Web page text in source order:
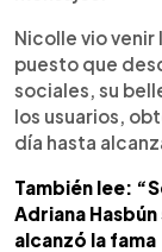
Nicolle vio venir
puesto que
sociales, su
los usuarios,
día hasta
También lee:
Adriana
alcanzó la fama